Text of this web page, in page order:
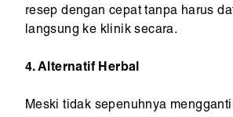
resep dengan cepat tanpa harus
langsung ke klinik secara.
4. Alternatif Herbal
Meski tidak sepenuhnya